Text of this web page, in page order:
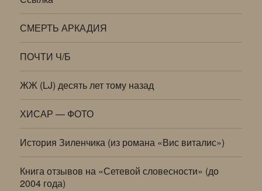
СМЕРТЬ АРКАДИЯ
ПОЧТИ Ч/Б
ЖЖ (LJ) десять лет тому назад
ХИСАР — ФОТО
История Зиленчика (из романа «Вис виталис»)
Книга отзывов на «Сетевой словесности» (до
2004 года)